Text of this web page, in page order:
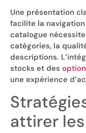
Une présentation
facilite la
catalogue
catégories, la
descriptions.
stocks et des
une expérience
attirer